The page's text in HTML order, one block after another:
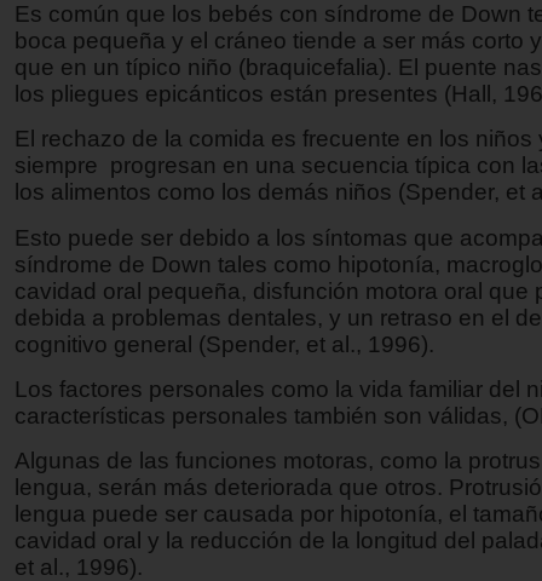
Es común que los bebés con síndrome de Down
boca pequeña y el cráneo tiende a ser más corto
que en un típico niño (braquicefalia). El puente
los pliegues epicánticos están presentes (Hall,
El rechazo de la comida es frecuente en los niños
siempre progresan en una secuencia típica con
los alimentos como los demás niños (Spender, et
Esto puede ser debido a los síntomas que
síndrome de Down tales como hipotonía,
cavidad oral pequeña, disfunción motora oral que
debida a problemas dentales, y un retraso en el
cognitivo general (Spender, et al., 1996).
Los factores personales como la vida familiar del
características personales también son válidas,
Algunas de las funciones motoras, como la
lengua, serán más deteriorada que otros.
lengua puede ser causada por hipotonía, el
cavidad oral y la reducción de la longitud del
et al., 1996).